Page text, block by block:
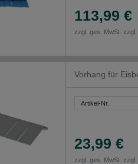
113,99 €
zzgl. ges. MwSt. zzgl.
Vorhang für
Artikel-Nr.
23,99 €
zzgl. ges. MwSt. zzgl.